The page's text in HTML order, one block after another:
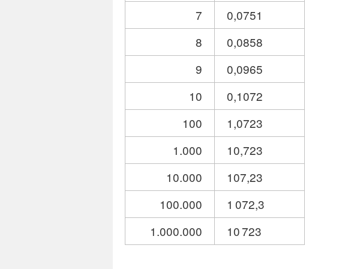
7
0,0751
8
0,0858
9
0,0965
10
0,1072
100
1,0723
1.000
10,723
10.000
107,23
100.000
1 072,3
1.000.000
10 723